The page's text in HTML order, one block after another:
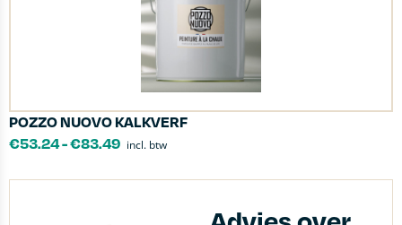
POZZO NUOVO KALKVERF
€53.24-€83.49 incl. btw